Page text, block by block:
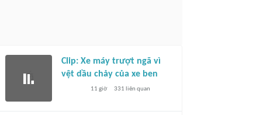
Clip: Xe máy trượt ngã vì
vệt dầu chảy của xe ben
11 giờ 331 liên quan